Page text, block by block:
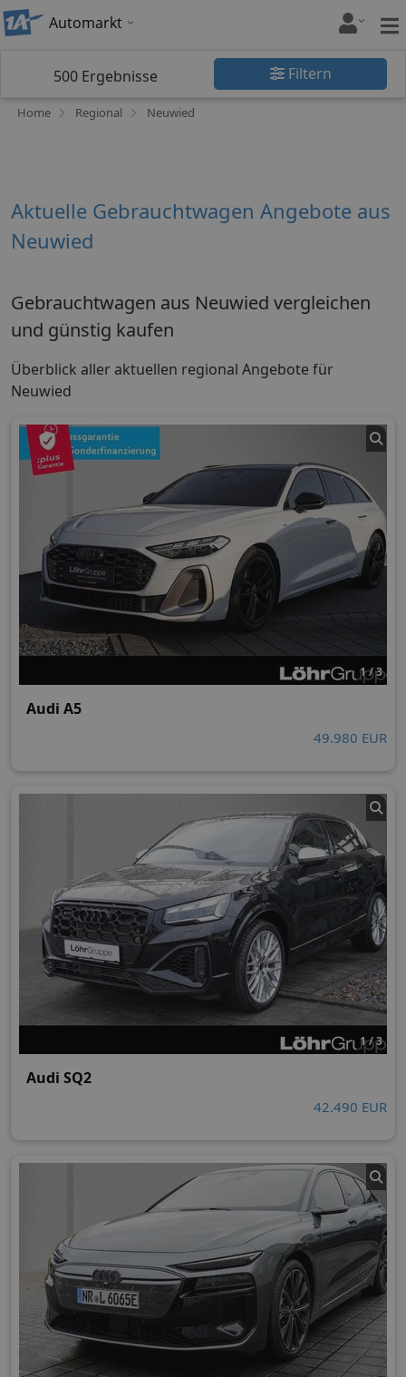
Automarkt
500 Ergebnisse Filtern
Home Regional Neuwied
Aktuelle Gebrauchtwagen Angebote aus
Neuwied
Gebrauchtwagen aus Neuwied vergleichen
und günstig kaufen
Überblick aller aktuellen regional Angebote für
Neuwied
1 / 3
Audi A5
49.980 EUR
1 / 3
Audi SQ2
42.490 EUR